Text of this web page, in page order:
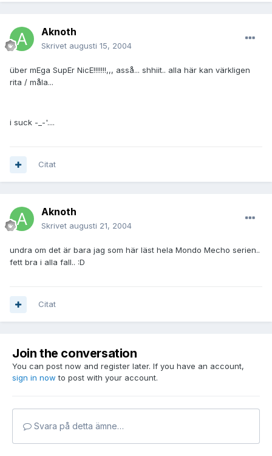
Aknoth
Skrivet augusti 15, 2004
über mEga SupEr NicE!!!!!!!,,, asså... shhiit.. alla här kan värkligen
rita / måla...
i suck -_-'....
Citat
Aknoth
Skrivet augusti 21, 2004
undra om det är bara jag som här läst hela Mondo Mecho serien..
fett bra i alla fall.. :D
Citat
Join the conversation
You can post now and register later. If you have an account,
sign in now to post with your account.
Svara på detta ämne…